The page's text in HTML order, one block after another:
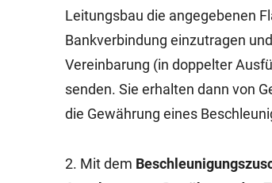
Leitungsbau die angegebenen
Bankverbindung einzutragen
Vereinbarung (in doppelter
senden. Sie erhalten dann von
die Gewährung eines
2. Mit dem